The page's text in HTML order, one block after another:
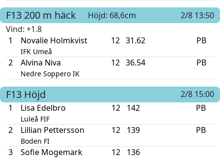
F13 200 m häck Höjd: 68,6cm
2/8 13:50
Vind: +1.8
1
Novalie Holmkvist
IFK Umeå
12 31.62 PB
2 Alvina Niva
Nedre Soppero IK
12 36.54 PB
F13 Höjd
2/8 15:00
1
Lisa Edelbro
Luleå FIF
12 142 PB
2 Lillian Pettersson
Boden FI
12 139 PB
3 Sofie Mogemark 12 136